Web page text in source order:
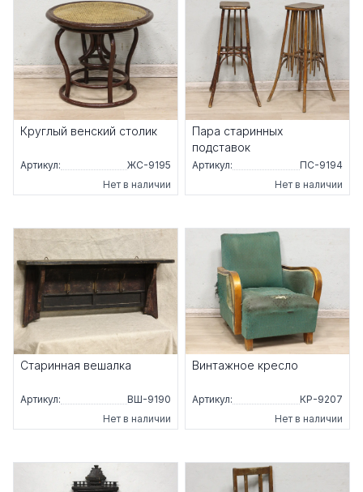
Круглый венский столик
Артикул:
ЖС-9195
Нет в наличии
Пара старинных
подставок
Артикул:
ПС-9194
Нет в наличии
Старинная вешалка
Артикул:
ВШ-9190
Нет в наличии
Винтажное кресло
Артикул:
КР-9207
Нет в наличии